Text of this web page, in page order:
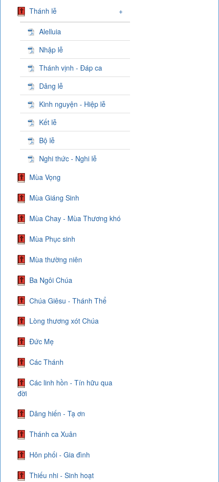
Thánh lễ +
Alelluia
Nhập lễ
Thánh vịnh - Đáp ca
Dâng lễ
Kinh nguyện - Hiệp lễ
Kết lễ
Bộ lễ
Nghi thức - Nghi lễ
Mùa Vọng
Mùa Giáng Sinh
Mùa Chay - Mùa Thương khó
Mùa Phục sinh
Mùa thường niên
Ba Ngôi Chúa
Chúa Giêsu - Thánh Thể
Lòng thương xót Chúa
Đức Mẹ
Các Thánh
Các linh hồn - Tín hữu qua
đời
Dâng hiến - Tạ ơn
Thánh ca Xuân
Hôn phối - Gia đình
Thiếu nhi - Sinh hoạt